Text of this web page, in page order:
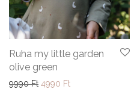
Ruha my little garden
olive green
9990Ft Original price was:
4990 FtCurrent price is: